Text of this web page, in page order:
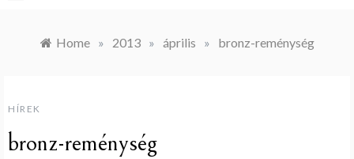
Home » 2013 » április » bronz-reménység
HÍREK
bronz-reménység